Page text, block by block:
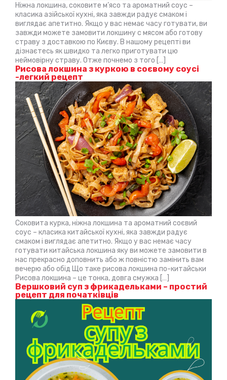
Ніжна локшина, соковите м’ясо та ароматний соус –
класика азійської кухні, яка завжди радує смаком і
виглядає апетитно. Якщо у вас немає часу готувати, ви
завжди можете замовити локшину с мясом або готову
страву з доставкою по Києву. В нашому рецепті ви
дізнаєтесь як швидко та легко приготувати цю
неймовірну страву. Отже почнемо з того […]
Рисова локшина з куркою в соєвому соусі
-легкий рецепт
Соковита курка, ніжна локшина та ароматний соєвий
соус – класика китайської кухні, яка завжди радує
смаком і виглядає апетитно. Якщо у вас немає часу
готувати китайська локшина яку ви можете замовити в
нас прекрасно доповнить або ж повністю замінить вам
вечерю або обід Що таке рисова локшина по-китайськи
Рисова локшина – це тонка, довга смужка […]
Вершковий суп з фрикадельками – простий
рецепт для початківців